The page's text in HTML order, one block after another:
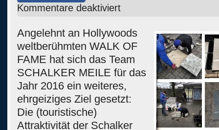
Kommentare deaktiviert
Angelehnt an Hollywoods
weltberühmten WALK OF
FAME hat sich das Team
SCHALKER MEILE für das
Jahr 2016 ein weiteres,
ehrgeiziges Ziel gesetzt:
Die (touristische)
Attraktivität der Schalker